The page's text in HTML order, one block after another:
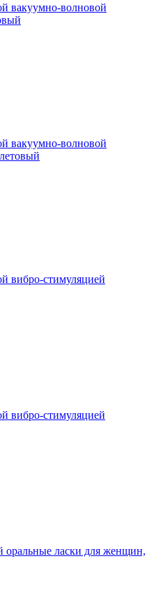
вакуумно-волновой
вакуумно-волновой
вибро-стимуляцией
вибро-стимуляцией
ласки для женщин,